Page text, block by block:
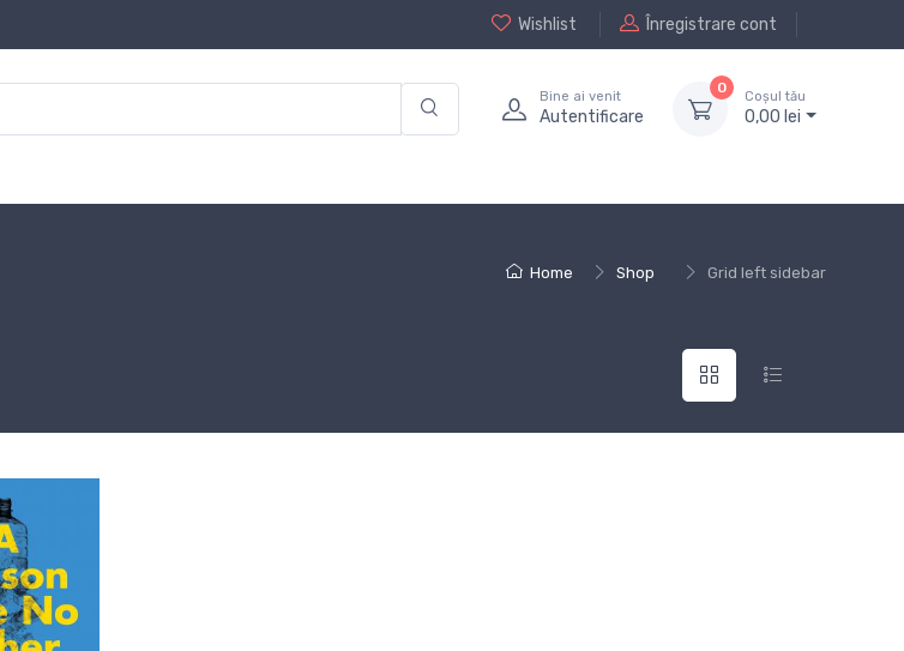
Wishlist Înregistrare cont
Bine ai venit
Autentificare
0
Coșul tău
0,00 lei
Home Shop Grid left sidebar